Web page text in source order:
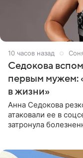
10 часов назад
Седокова
первым мужем:
в жизни»
Анна Седокова
атаковали ее в
затронула